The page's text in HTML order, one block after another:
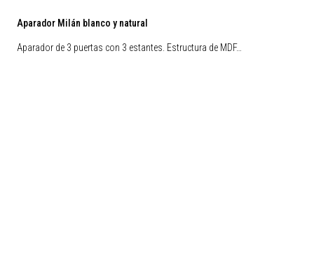
Aparador Milán blanco y natural
Aparador de 3 puertas con 3 estantes. Estructura de MDF…